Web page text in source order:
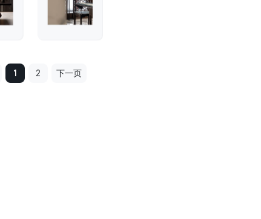
1 2 下一页